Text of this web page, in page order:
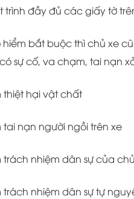
trình đầy đủ các giấy tờ
bắt buộc thì chủ xe
sự cố, va chạm, tai nạn
thiệt hại vật chất
tai nạn người ngồi trên xe
trách nhiệm dân sự của
trách nhiệm dân sự tự